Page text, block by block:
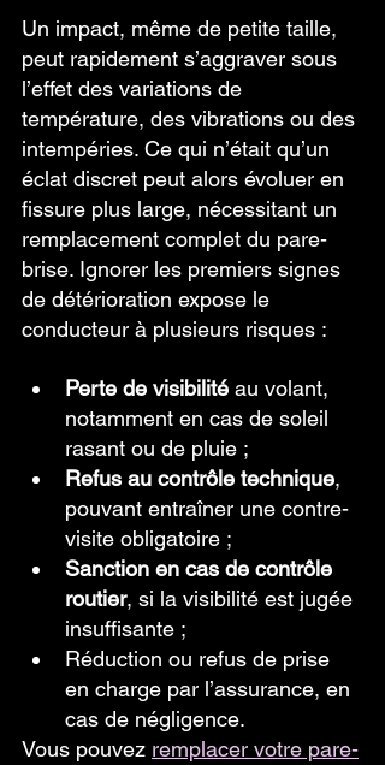
Un impact, même de petite taille,
peut rapidement s’aggraver sous
l’effet des variations de
température, des vibrations ou des
intempéries. Ce qui n’était qu’un
éclat discret peut alors évoluer en
fissure plus large, nécessitant un
remplacement complet du pare-
brise. Ignorer les premiers signes
de détérioration expose le
conducteur à plusieurs risques :
Perte de visibilité au volant,
notamment en cas de soleil
rasant ou de pluie ;
Refus au contrôle technique,
pouvant entraîner une contre-
visite obligatoire ;
Sanction en cas de contrôle
routier, si la visibilité est jugée
insuffisante ;
Réduction ou refus de prise
en charge par l’assurance, en
cas de négligence.
Vous pouvez remplacer votre pare-